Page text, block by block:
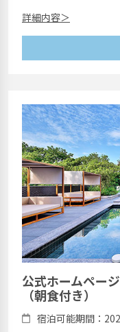
詳細内容＞
公式ホームペー
（朝食付き）
宿泊可能期間：